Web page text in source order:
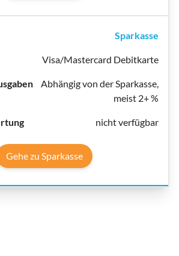
Sparkasse
Visa/Mastercard Debitkarte
Abhängig von der Sparkasse,
meist 2+ %
nicht verfügbar
Gehe zu Sparkasse